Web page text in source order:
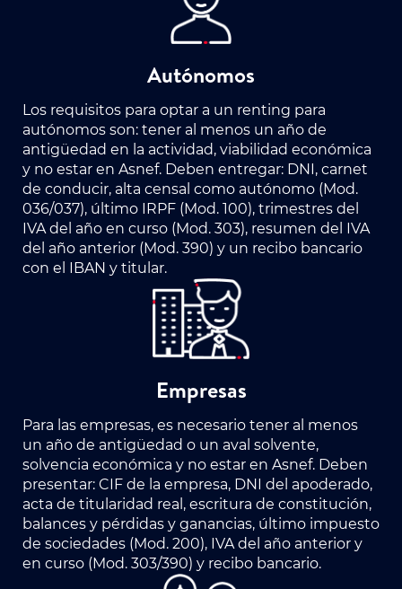
Autónomos
Los requisitos para optar a un renting para
autónomos son: tener al menos un año de
antigüedad en la actividad, viabilidad económica
y no estar en Asnef. Deben entregar: DNI, carnet
de conducir, alta censal como autónomo (Mod.
036/037), último IRPF (Mod. 100), trimestres del
IVA del año en curso (Mod. 303), resumen del IVA
del año anterior (Mod. 390) y un recibo bancario
con el IBAN y titular.
Empresas
Para las empresas, es necesario tener al menos
un año de antigüedad o un aval solvente,
solvencia económica y no estar en Asnef. Deben
presentar: CIF de la empresa, DNI del apoderado,
acta de titularidad real, escritura de constitución,
balances y pérdidas y ganancias, último impuesto
de sociedades (Mod. 200), IVA del año anterior y
en curso (Mod. 303/390) y recibo bancario.